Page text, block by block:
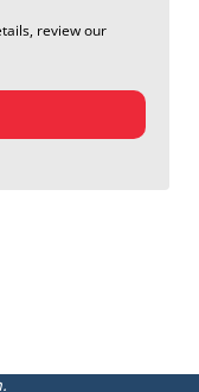
review our